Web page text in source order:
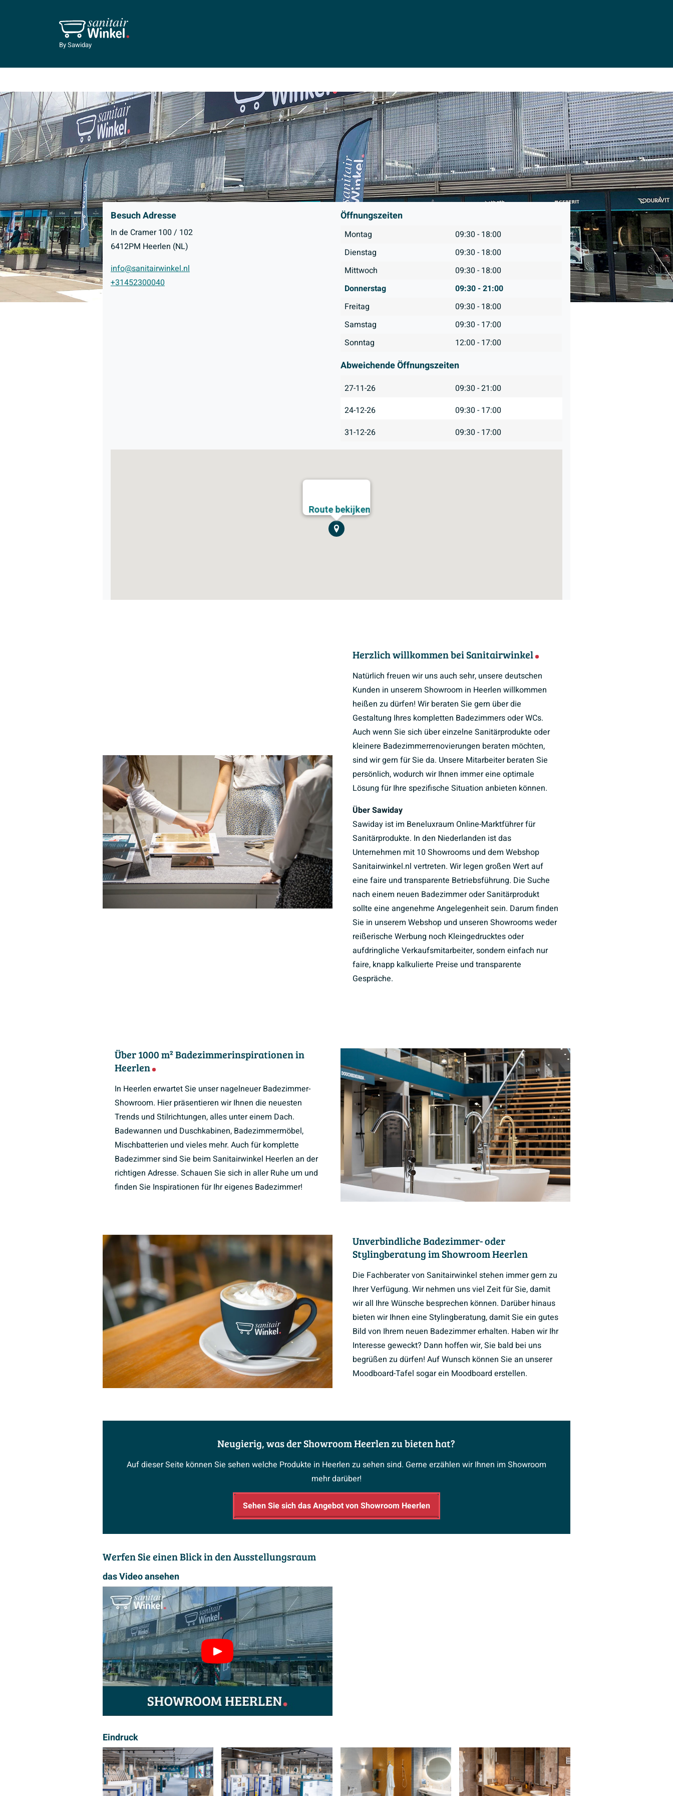
By Sawiday
Besuch Adresse
In de Cramer 100 / 102
6412PM Heerlen (NL)
info@sanitairwinkel.nl
+31452300040
Route bekijken
Öffnungszeiten
Montag
09:30 - 18:00
Dienstag
09:30 - 18:00
Mittwoch
09:30 - 18:00
Donnerstag
09:30 - 21:00
Freitag
09:30 - 18:00
Samstag
09:30 - 17:00
Sonntag
12:00 - 17:00
Abweichende Öffnungszeiten
27-11-26
09:30 - 21:00
24-12-26
09:30 - 17:00
31-12-26
09:30 - 17:00
Herzlich willkommen bei Sanitairwinkel
Natürlich freuen wir uns auch sehr, unsere deutschen
Kunden in unserem Showroom in Heerlen willkommen
heißen zu dürfen! Wir beraten Sie gern über die
Gestaltung Ihres kompletten Badezimmers oder WCs.
Auch wenn Sie sich über einzelne Sanitärprodukte oder
kleinere Badezimmerrenovierungen beraten möchten,
sind wir gern für Sie da. Unsere Mitarbeiter beraten Sie
persönlich, wodurch wir Ihnen immer eine optimale
Lösung für Ihre spezifische Situation anbieten können.
Über Sawiday
Sawiday ist im Beneluxraum Online-Marktführer für
Sanitärprodukte. In den Niederlanden ist das
Unternehmen mit 10 Showrooms und dem Webshop
Sanitairwinkel.nl vertreten. Wir legen großen Wert auf
eine faire und transparente Betriebsführung. Die Suche
nach einem neuen Badezimmer oder Sanitärprodukt
sollte eine angenehme Angelegenheit sein. Darum finden
Sie in unserem Webshop und unseren Showrooms weder
reißerische Werbung noch Kleingedrucktes oder
aufdringliche Verkaufsmitarbeiter, sondern einfach nur
faire, knapp kalkulierte Preise und transparente
Gespräche.
Über 1000 m² Badezimmerinspirationen in
Heerlen
In Heerlen erwartet Sie unser nagelneuer Badezimmer-
Showroom. Hier präsentieren wir Ihnen die neuesten
Trends und Stilrichtungen, alles unter einem Dach.
Badewannen und Duschkabinen, Badezimmermöbel,
Mischbatterien und vieles mehr. Auch für komplette
Badezimmer sind Sie beim Sanitairwinkel Heerlen an der
richtigen Adresse. Schauen Sie sich in aller Ruhe um und
finden Sie Inspirationen für Ihr eigenes Badezimmer!
Unverbindliche Badezimmer- oder
Stylingberatung im Showroom Heerlen
Die Fachberater von Sanitairwinkel stehen immer gern zu
Ihrer Verfügung. Wir nehmen uns viel Zeit für Sie, damit
wir all Ihre Wünsche besprechen können. Darüber hinaus
bieten wir Ihnen eine Stylingberatung, damit Sie ein gutes
Bild von Ihrem neuen Badezimmer erhalten. Haben wir Ihr
Interesse geweckt? Dann hoffen wir, Sie bald bei uns
begrüßen zu dürfen! Auf Wunsch können Sie an unserer
Moodboard-Tafel sogar ein Moodboard erstellen.
Neugierig, was der Showroom Heerlen zu bieten hat?
Auf dieser Seite können Sie sehen welche Produkte in Heerlen zu sehen sind. Gerne erzählen wir Ihnen im Showroom
mehr darüber!
Sehen Sie sich das Angebot von Showroom Heerlen
Werfen Sie einen Blick in den Ausstellungsraum
das Video ansehen
Eindruck